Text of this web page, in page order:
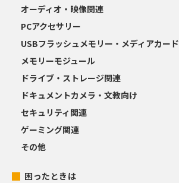
オーディオ・映像関連
PCアクセサリー
USBフラッシュメモリー・メディアカード
メモリーモジュール
ドライブ・ストレージ関連
ドキュメントカメラ・文教向け
セキュリティ関連
ゲーミング関連
その他
困ったときは